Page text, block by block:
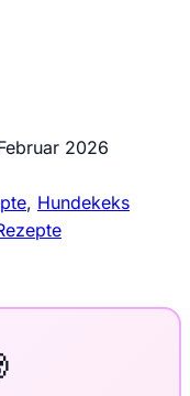
2026
, Hundekeks